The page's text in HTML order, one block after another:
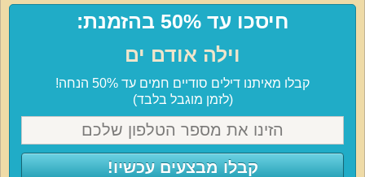
חיסכו עד 50% בהזמנת:
וילה אודם ים
קבלו מאיתנו דילים סודיים חמים עד 50% הנחה!
(לזמן מוגבל בלבד)
קבלו מבצעים עכשיו!